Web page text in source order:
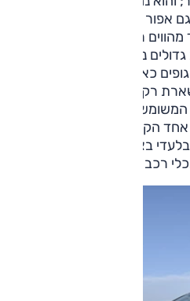
אפור וכסף נהנים ממעמד דומה,
רוב ברור בשוק.
נוטים להעדיף צבעים
כאלה מזמינים אלפי כלי
רק אצלם - היא מעצבת
בתוך השוק המוסדי,
הקניינים הגדולים ביותר של
בצבע הלבן. עד כדי יצירת
רכב הנפוצים בשורותיו.